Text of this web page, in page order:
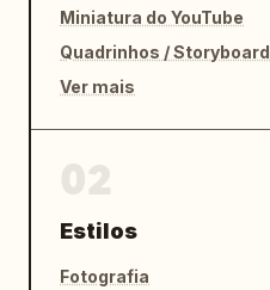
Miniatura do YouTube
Quadrinhos / Storyboard
Ver mais
Estilos
Fotografia